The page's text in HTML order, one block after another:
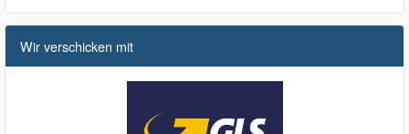
Wir verschicken mit